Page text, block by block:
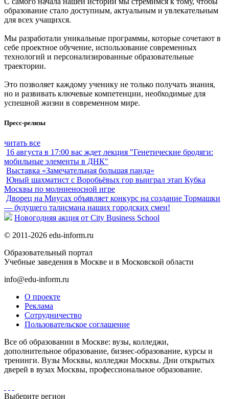
образование стало доступным, актуальным и увлекательным
для всех учащихся.
Мы разработали уникальные программы, которые сочетают в
себе проектное обучение, использование современных
технологий и персонализированные образовательные
траектории.
Это позволяет каждому ученику не только получать знания,
но и развивать ключевые компетенции, необходимые для
успешной жизни в современном мире.
Пресс-релизы
читать все
16 августа в 17:00 вас ждет лекция "Генетические бродяги:
мобильные элементы в ДНК"
Выставка «Замечательная большая панда»
Юный шахматист с Воробьёвых гор выиграл этап Кубка
Москвы по молниеносной игре
Дворец на Миусах объявляет конкурс на создание Тормашки
— будущего талисмана наших городских смен!
Новогодняя акция от City Business School
© 2011-2026 edu-inform.ru
Образовательный портал
Учебные заведения в Москве и в Московской области
info@edu-inform.ru
О проекте
Реклама
Сотрудничество
Пользовательское соглашение
Все об образовании в Москве: вузы, колледжи,
дополнительное образование, бизнес-образование, курсы и
тренинги. Вузы Москвы, колледжи Москвы. Дни открытых
дверей в вузах Москвы, профессиональное образование.
Выберите регион